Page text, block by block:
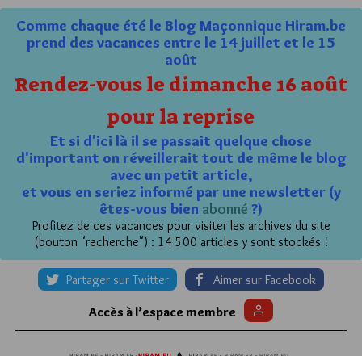
Comme chaque été le Blog Maçonnique Hiram.be
prend des vacances entre le 14 juillet et le 15
août
Rendez-vous le dimanche 16 août
pour la reprise
Et si d'ici là il se passait quelque chose
d'important on réveillerait tout de même le blog
avec un petit article,
et vous en seriez informé par une newsletter (y
êtes-vous bien abonné ?)
Profitez de ces vacances pour visiter les archives du site
(bouton "recherche") : 14 500 articles y sont stockés !
Partager sur Twitter Aimer sur Facebook
Accès à l’espace membre